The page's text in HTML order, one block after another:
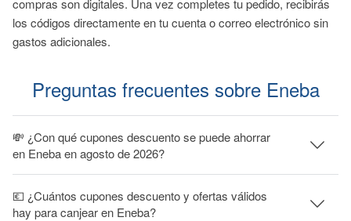
compras son digitales. Una vez completes tu pedido, recibirás
los códigos directamente en tu cuenta o correo electrónico sin
gastos adicionales.
Preguntas frecuentes sobre Eneba
💸 ¿Con qué cupones descuento se puede ahorrar
en Eneba en agosto de 2026?
💶 ¿Cuántos cupones descuento y ofertas válidos
hay para canjear en Eneba?